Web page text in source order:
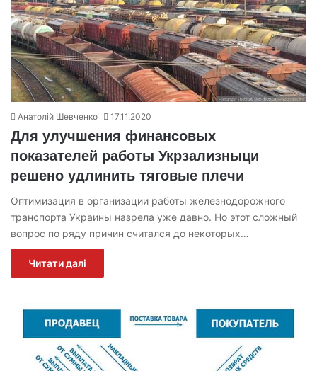
Анатолій Шевченко 17.11.2020
Для улучшения финансовых
показателей работы Укрзализныци
решено удлинить тяговые плечи
Оптимизация в организации работы железнодорожного
транспорта Украины назрела уже давно. Но этот сложный
вопрос по ряду причин считался до некоторых…
Читати далі